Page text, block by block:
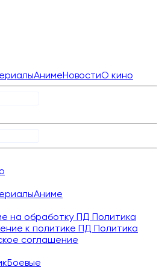
АнимеНовостиО кино
Аниме
на обработку ПД Политика
к политике ПД Политика
соглашение
Боевые